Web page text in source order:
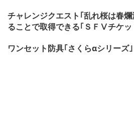
チャレンジクエスト｢乱れ桜は春
ることで取得できる｢ＳＦⅤチケ
ワンセット防具｢さくらαシリーズ｣